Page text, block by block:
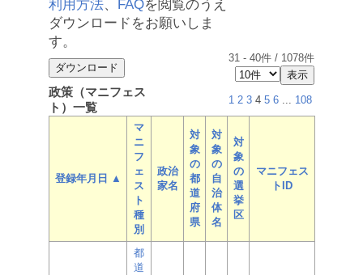
利用方法、 FAQを閲覧のうえ
ダウンロードをお願いしま
す。
31 - 40件 / 1078件
政策（マニフェス
ト）一覧
1 2 3 4 5 6 ... 108
登録年月日 ▲
マ
ニ
フ
ェ
ス
ト
種
別
政治
家名
対
象
の
都
道
府
県
対
象
の
自
治
体
名
対
象
の
選
挙
区
マニフェス
トID
都
道